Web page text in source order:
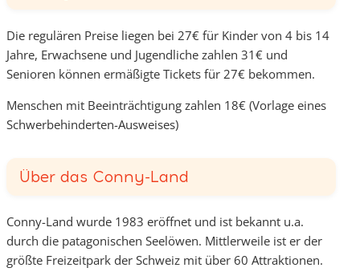
Die regulären Preise liegen bei 27€ für Kinder von 4 bis 14
Jahre, Erwachsene und Jugendliche zahlen 31€ und
Senioren können ermäßigte Tickets für 27€ bekommen.
Menschen mit Beeinträchtigung zahlen 18€ (Vorlage eines
Schwerbehinderten-Ausweises)
Über das Conny-Land
Conny-Land wurde 1983 eröffnet und ist bekannt u.a.
durch die patagonischen Seelöwen. Mittlerweile ist er der
größte Freizeitpark der Schweiz mit über 60 Attraktionen.